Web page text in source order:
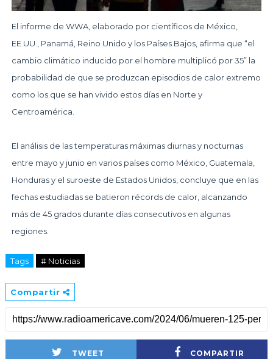
El informe de WWA, elaborado por científicos de México,
EE.UU., Panamá, Reino Unido y los Países Bajos, afirma que “el
cambio climático inducido por el hombre multiplicó por 35” la
probabilidad de que se produzcan episodios de calor extremo
como los que se han vivido estos días en Norte y
Centroamérica.
El análisis de las temperaturas máximas diurnas y nocturnas
entre mayo y junio en varios países como México, Guatemala,
Honduras y el suroeste de Estados Unidos, concluye que en las
fechas estudiadas se batieron récords de calor, alcanzando
más de 45 grados durante días consecutivos en algunas
regiones.
Tags # Noticias
Compartir
TWEET COMPARTIR